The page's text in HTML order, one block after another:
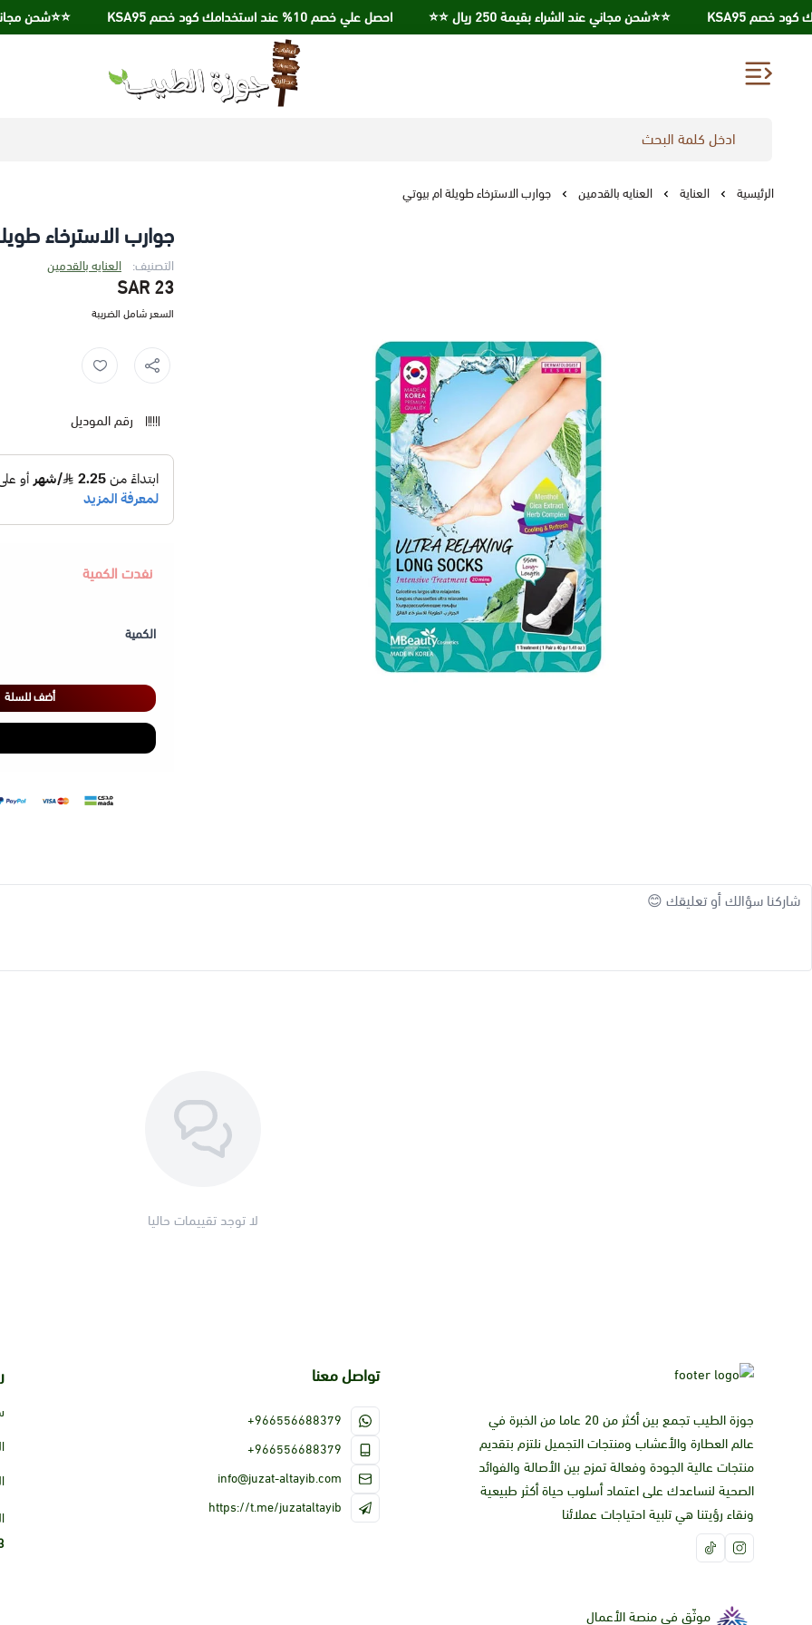
⭐️⭐️شحن مجاني عند الشراء بقيمة 250 ريال ⭐️⭐️ احصل علي خصم 10% عند استخدامك كود خصم KSA95 ⭐️⭐️شحن مجاني عند
جوزة الطيب
الرئيسية العناية العنايه بالقدمين جوارب الاسترخاء طويلة ام بيوتي
جوارب الاسترخاء
التصنيف: العنايه بالقدمين
23 SAR
السعر شامل الضريبة
رقم الموديل
الكمية
نفدت الكمية
أضف للسلة
لا توجد تقييمات حاليا
جوزة الطيب تجمع بين أكثر من 20 عاما من الخبرة في
عالم العطارة والأعشاب ومنتجات التجميل نلتزم بتقديم
منتجات عالية الجودة وفعالة تمزج بين الأصالة والفوائد
الصحية لنساعدك على اعتماد أسلوب حياة أكثر طبيعية
ونقاء رؤيتنا هي تلبية احتياجات عملائنا
موثّق في منصة الأعمال
تواصل معنا
+966556688379
+966556688379
info@juzat-altayib.com
https://t.me/juzataltayib